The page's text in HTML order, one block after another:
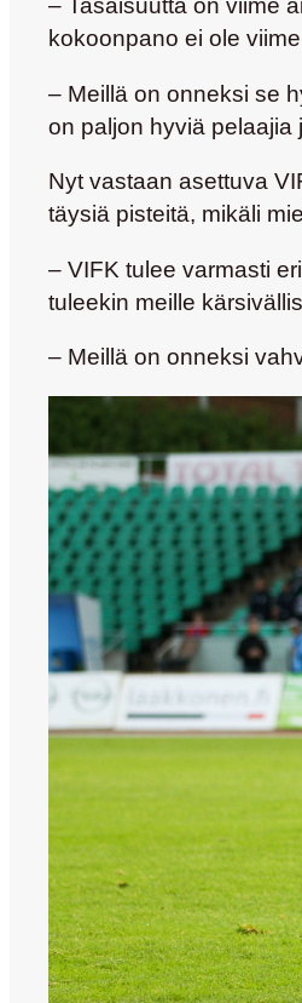
– Tasaisuutta on viime
kokoonpano ei ole
– Meillä on onneksi se
on paljon hyviä pelaajia
Nyt vastaan asettuva
täysiä pisteitä, mikäli
– VIFK tulee varmasti
tuleekin meille
– Meillä on onneksi